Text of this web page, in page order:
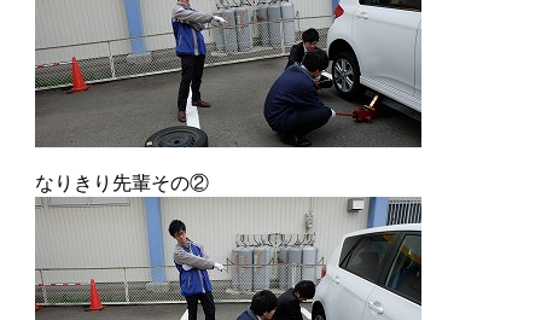
なりきり先輩その②